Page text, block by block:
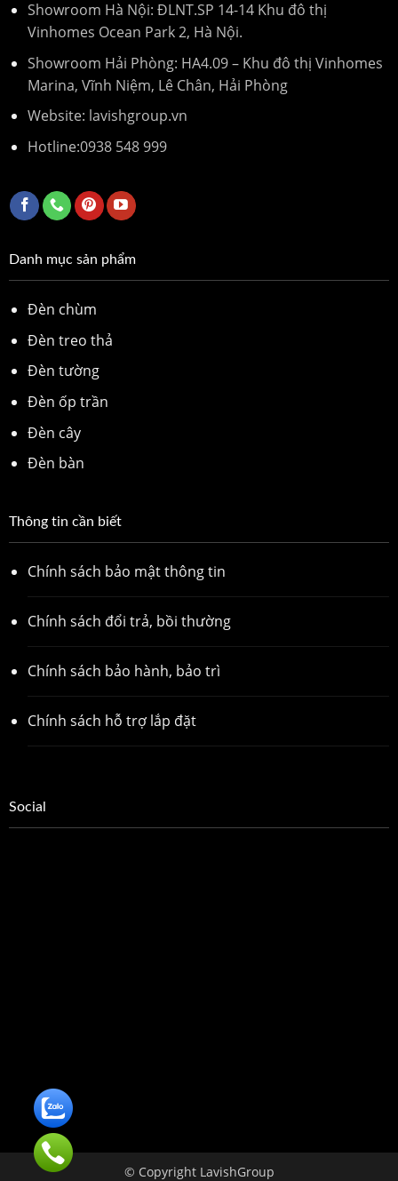
Showroom Hà Nội: ĐLNT.SP 14-14 Khu đô thị
Vinhomes Ocean Park 2, Hà Nội.
Showroom Hải Phòng: HA4.09 – Khu đô thị Vinhomes
Marina, Vĩnh Niệm, Lê Chân, Hải Phòng
Website: lavishgroup.vn
Hotline:0938 548 999
Danh mục sản phẩm
Đèn chùm
Đèn treo thả
Đèn tường
Đèn ốp trần
Đèn cây
Đèn bàn
Thông tin cần biết
Chính sách bảo mật thông tin
Chính sách đổi trả, bồi thường
Chính sách bảo hành, bảo trì
Chính sách hỗ trợ lắp đặt
Social
© Copyright LavishGroup